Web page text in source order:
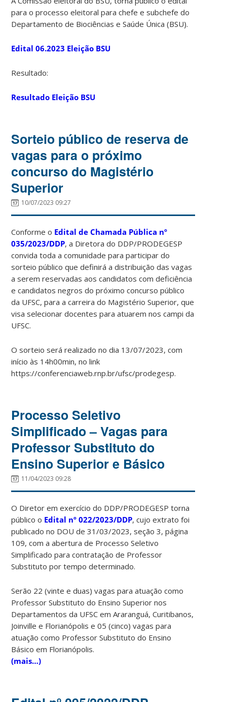
para o processo eleitoral para chefe e subchefe do
Departamento de Biociências e Saúde Única (BSU).
Edital 06.2023 Eleição BSU
Resultado:
Resultado Eleição BSU
Sorteio público de reserva de
vagas para o próximo
concurso do Magistério
Superior
10/07/2023 09:27
Conforme o Edital de Chamada Pública nº
035/2023/DDP, a Diretora do DDP/PRODEGESP
convida toda a comunidade para participar do
sorteio público que definirá a distribuição das vagas
a serem reservadas aos candidatos com deficiência
e candidatos negros do próximo concurso público
da UFSC, para a carreira do Magistério Superior, que
visa selecionar docentes para atuarem nos campi da
UFSC.
O sorteio será realizado no dia 13/07/2023, com
início às 14h00min, no link
https://conferenciaweb.rnp.br/ufsc/prodegesp.
Processo Seletivo
Simplificado – Vagas para
Professor Substituto do
Ensino Superior e Básico
11/04/2023 09:28
O Diretor em exercício do DDP/PRODEGESP torna
público o Edital nº 022/2023/DDP, cujo extrato foi
publicado no DOU de 31/03/2023, seção 3, página
109, com a abertura de Processo Seletivo
Simplificado para contratação de Professor
Substituto por tempo determinado.
Serão 22 (vinte e duas) vagas para atuação como
Professor Substituto do Ensino Superior nos
Departamentos da UFSC em Araranguá, Curitibanos,
Joinville e Florianópolis e 05 (cinco) vagas para
atuação como Professor Substituto do Ensino
Básico em Florianópolis.
(mais…)